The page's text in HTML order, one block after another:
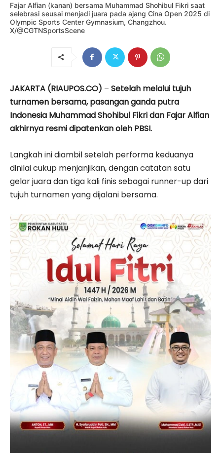
Fajar Alfian (kanan) bersama Muhammad Shohibul Fikri saat
selebrasi seusai menjadi juara pada ajang Cina Open 2025 di
Olympic Sports Center Gymnasium, Changzhou.
X/@CGTNSportsScene
JAKARTA (RIAUPOS.CO) – Setelah melalui tujuh
turnamen bersama, pasangan ganda putra
Indonesia Muhammad Shohibul Fikri dan Fajar Alfian
akhirnya resmi dipatenkan oleh PBSI.
Langkah ini diambil setelah performa keduanya
dinilai cukup menjanjikan, dengan catatan satu
gelar juara dan tiga kali finis sebagai runner-up dari
tujuh turnamen yang dijalani bersama.